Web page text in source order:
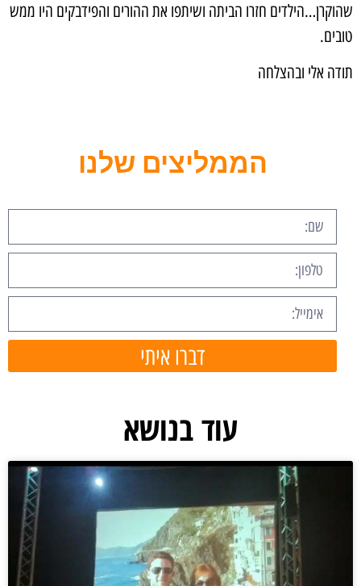
שהוקרן…הילדים חזרו הביתה ושיתפו את ההורים והפידבקים היו ממש
טובים.
תודה אלי ובהצלחה
הממליצים שלנו
דברו איתי
עוד בנושא